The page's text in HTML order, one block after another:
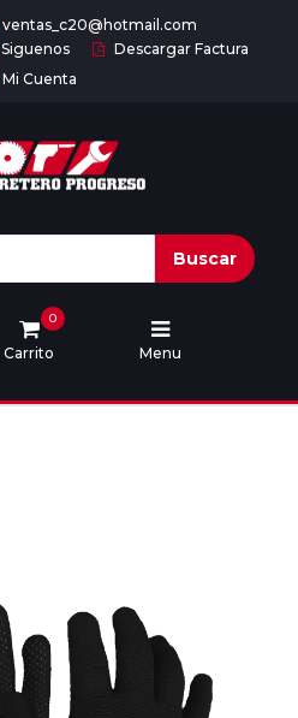
ventas_c20@hotmail.com
Siguenos
Descargar Factura
Mi Cuenta
Buscar
Carrito
0
Menu